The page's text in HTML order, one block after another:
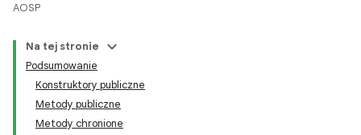
AOSP
Na tej stronie
Podsumowanie
Konstruktory publiczne
Metody publiczne
Metody chronione